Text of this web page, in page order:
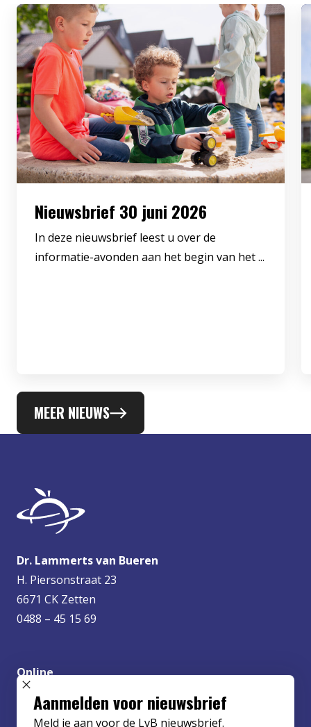
Nieuwsbrief 30 juni 2026
In deze nieuwsbrief leest u over de
informatie-avonden aan het begin van het ...
MEER NIEUWS
Dr. Lammerts van Bueren
H. Piersonstraat 23
6671 CK Zetten
0488 – 45 15 69
Online
info@lvbueren.nl
SLUIT POPUP
Aanmelden voor nieuwsbrief
Meld je aan voor de LvB nieuwsbrief.